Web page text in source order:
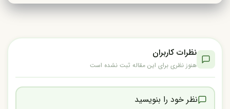
نظرات کاربران
هنوز نظری برای این مقاله ثبت نشده است
نظر خود را بنویسید